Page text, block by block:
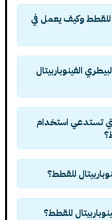
للقطط وكيف يعمل في
الفينوباربيتال
تستدعي استخدام
للقطط؟
للقطط؟